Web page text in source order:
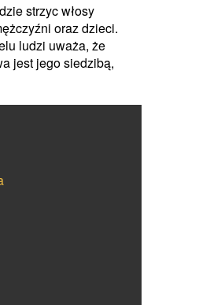
strzyc włosy
oraz dzieci.
ludzi uważa, że
jest jego siedzibą,